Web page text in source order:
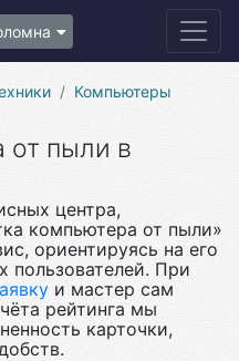
Компьютеры
от пыли в
центра,
компьютера от пыли»
ориентируясь на его
пользователей. При
и мастер сам
рейтинга мы
карточки,